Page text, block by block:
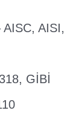
AISC, AISI,
GİBİ